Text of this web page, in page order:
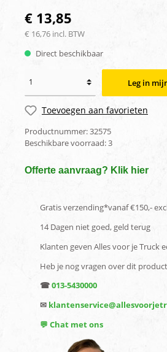
€ 13,85
€ 16,76 incl. BTW
Direct beschikbaar
Leg in
Toevoegen aan favorieten
Productnummer:32575
Beschikbare voorraad:3
Offerte aanvraag? Klik hier
Gratis verzending*vanaf €150,-
14 Dagen niet goed, geld terug
Klanten geven Alles voor je Truck
Heb je nog vragen over dit
☎013-5430000
✉
💬 Chat met ons